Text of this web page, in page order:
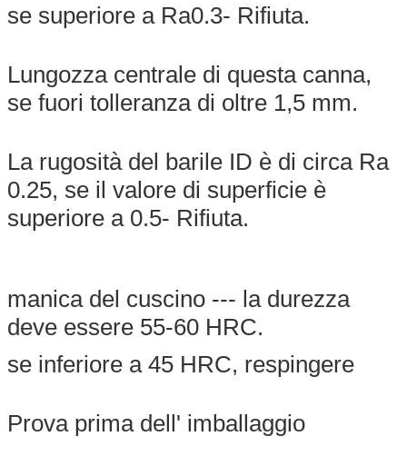
se superiore a Ra0.3- Rifiuta.
Lungozza centrale di questa canna,
se fuori tolleranza di oltre 1,5 mm.
La rugosità del barile ID è di circa Ra
0.25, se il valore di superficie è
superiore a 0.5- Rifiuta.
manica del cuscino --- la durezza
deve essere 55-60 HRC.
se inferiore a 45 HRC, respingere
Prova prima dell' imballaggio